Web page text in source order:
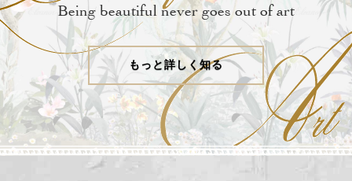
Being beautiful never goes out of art
もっと詳しく知る